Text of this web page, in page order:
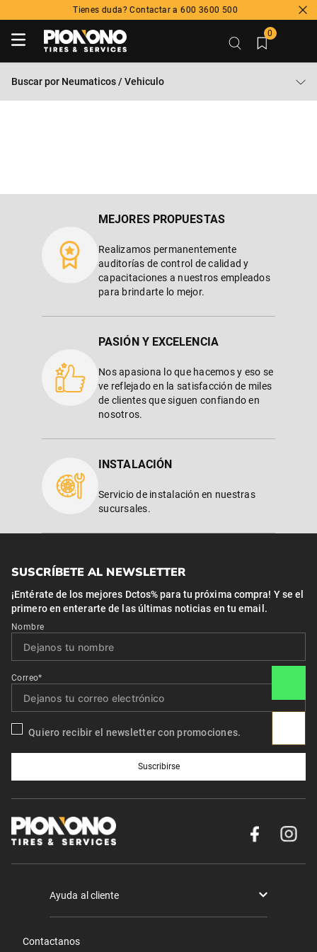
Tienes duda? Contactar a 600 3600 500
0
Buscar por Neumaticos / Vehiculo
MEJORES PROPUESTAS
Realizamos permanentemente
auditorías de control de calidad y
capacitaciones a nuestros empleados
para brindarte lo mejor.
PASIÓN Y EXCELENCIA
Nos apasiona lo que hacemos y eso se
ve reflejado en la satisfacción de miles
de clientes que siguen confiando en
nosotros.
INSTALACIÓN
Servicio de instalación en nuestras
sucursales.
SUSCRÍBETE AL NEWSLETTER
¡Entérate de los mejores Dctos% para tu próxima compra! Y se el
primero en enterarte de las últimas noticias en tu email.
Nombre
Correo*
Quiero recibir el newsletter con promociones.
Suscribirse
Ayuda al cliente
Contactanos